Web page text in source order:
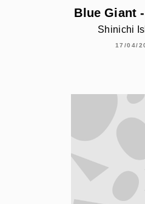
Blue Giant
Shinichi
17/04/